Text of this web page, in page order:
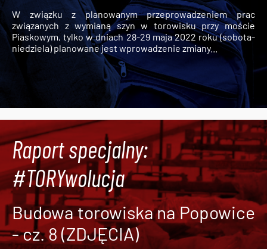
W związku z planowanym przeprowadzeniem prac
związanych z wymianą szyn w torowisku przy moście
Piaskowym, tylko w dniach 28-29 maja 2022 roku (sobota-
niedziela) planowane jest wprowadzenie zmiany...
Raport specjalny:
#TORYwolucja
Budowa torowiska na Popowice
- cz. 8 (ZDJĘCIA)